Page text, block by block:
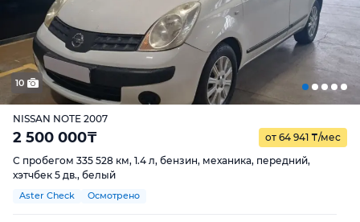
10
NISSAN NOTE 2007
2 500 000₸ от 64 941 ₸/мес
С пробегом 335 528 км, 1.4 л, бензин, механика, передний,
хэтчбек 5 дв., белый
Aster Check Осмотрено